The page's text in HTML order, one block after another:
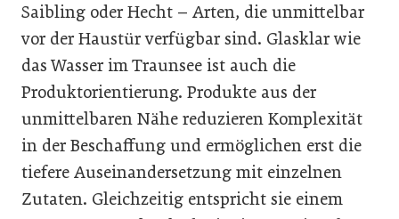
Saibling oder Hecht – Arten, die unmittelbar
vor der Haustür verfügbar sind. Glasklar wie
das Wasser im Traunsee ist auch die
Produktorientierung. Produkte aus der
unmittelbaren Nähe reduzieren Komplexität
in der Beschaffung und ermöglichen erst die
tiefere Auseinandersetzung mit einzelnen
Zutaten. Gleichzeitig entspricht sie einem